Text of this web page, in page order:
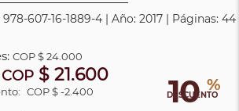
978-607-16-1889-4 | Año: 2017 | Páginas: 44
10 %
DESCUENTO
COP$ 24.000
COP $ 21.600
COP $ -2.400